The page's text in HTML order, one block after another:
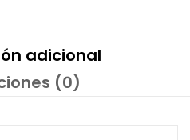
adicional
(0)